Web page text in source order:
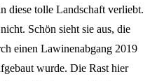
diese tolle Landschaft verliebt.
Schön sieht sie aus, die
einen Lawinenabgang 2019
wurde. Die Rast hier